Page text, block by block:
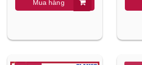
Mua hàng